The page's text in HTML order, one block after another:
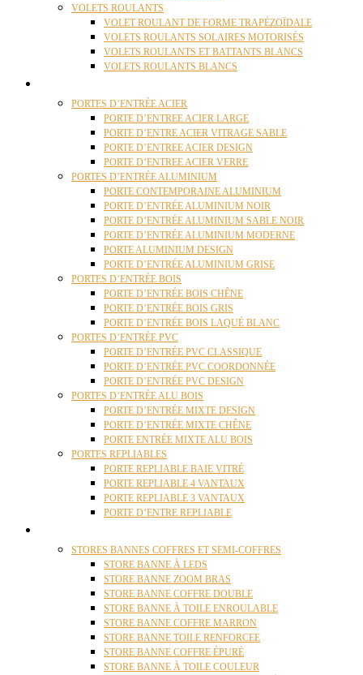
VOLETS ROULANTS
VOLET ROULANT DE FORME TRAPÉZOÏDALE
VOLETS ROULANTS SOLAIRES MOTORISÉS
VOLETS ROULANTS ET BATTANTS BLANCS
VOLETS ROULANTS BLANCS
PORTES D’ENTRÉE ACIER
PORTE D’ENTREE ACIER LARGE
PORTE D’ENTRE ACIER VITRAGE SABLE
PORTE D’ENTREE ACIER DESIGN
PORTE D’ENTREE ACIER VERRE
PORTES D’ENTRÉE ALUMINIUM
PORTE CONTEMPORAINE ALUMINIUM
PORTE D’ENTRÉE ALUMINIUM NOIR
PORTE D’ENTRÉE ALUMINIUM SABLE NOIR
PORTE D’ENTRÉE ALUMINIUM MODERNE
PORTE ALUMINIUM DESIGN
PORTE D’ENTRÉE ALUMINIUM GRISE
PORTES D’ENTRÉE BOIS
PORTE D’ENTRÉE BOIS CHÊNE
PORTE D’ENTRÉE BOIS GRIS
PORTE D’ENTRÉE BOIS LAQUÉ BLANC
PORTES D’ENTRÉE PVC
PORTE D’ENTRÉE PVC CLASSIQUE
PORTE D’ENTRÉE PVC COORDONNÉE
PORTE D’ENTRÉE PVC DESIGN
PORTES D’ENTRÉE ALU BOIS
PORTE D’ENTRÉE MIXTE DESIGN
PORTE D’ENTRÉE MIXTE CHÊNE
PORTE ENTRÉE MIXTE ALU BOIS
PORTES REPLIABLES
PORTE REPLIABLE BAIE VITRÉ
PORTE REPLIABLE 4 VANTAUX
PORTE REPLIABLE 3 VANTAUX
PORTE D’ENTRE REPLIABLE
STORES BANNES COFFRES ET SEMI-COFFRES
STORE BANNE À LEDS
STORE BANNE ZOOM BRAS
STORE BANNE COFFRE DOUBLE
STORE BANNE À TOILE ENROULABLE
STORE BANNE COFFRE MARRON
STORE BANNE TOILE RENFORCEE
STORE BANNE COFFRE ÉPURÉ
STORE BANNE À TOILE COULEUR